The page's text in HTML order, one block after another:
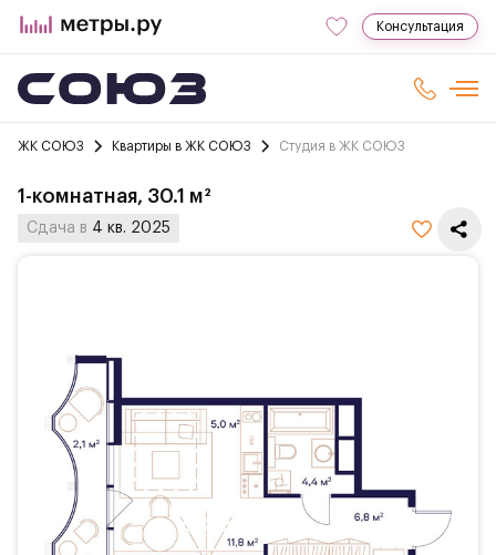
Консультация
ЖК СОЮЗ Квартиры в ЖК СОЮЗ Студия в ЖК СОЮЗ
1-комнатная, 30.1 м²
Сдача в 4 кв. 2025